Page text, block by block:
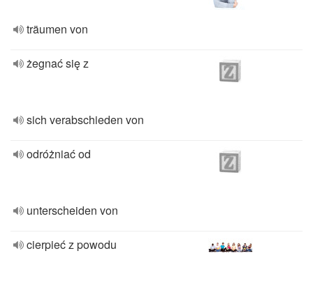
träumen von
żegnać się z
sich verabschieden von
odróżniać od
unterscheiden von
cierpieć z powodu